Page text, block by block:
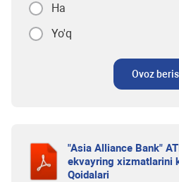
Ha
Yo'q
Ovoz
"Asia Alliance Bank"
ekvayring xizmatlarini
Qoidalari